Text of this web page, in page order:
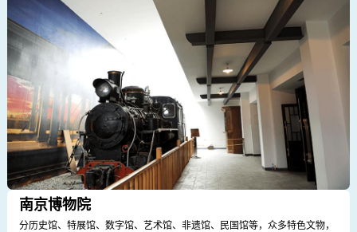
南京博物院
分历史馆、特展馆、数字馆、艺术馆、非遗馆、民国馆等，众多特色文物，